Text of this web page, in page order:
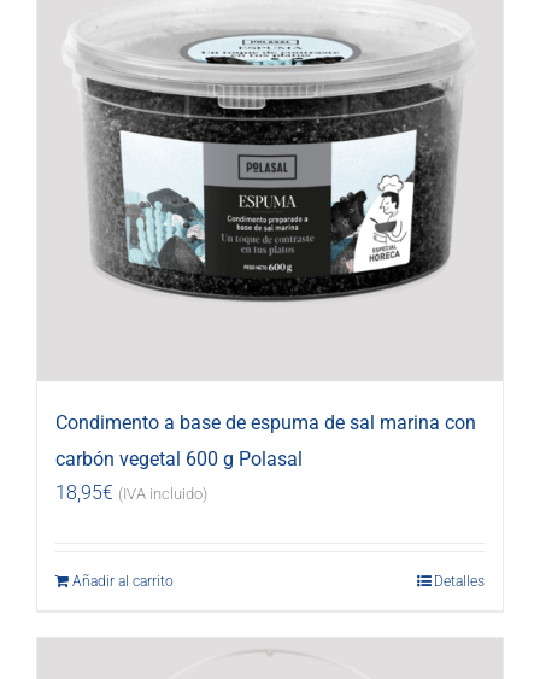
Condimento a base de espuma de sal marina con
carbón vegetal 600 g Polasal
18,95€ (IVA incluido)
Añadir al carrito Detalles